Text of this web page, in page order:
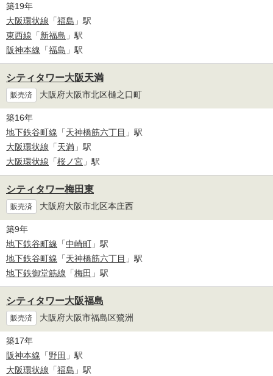
築19年
大阪環状線 「福島 」駅
東西線 「新福島 」駅
阪神本線 「福島 」駅
シティタワー大阪天満
販売済 大阪府大阪市北区樋之口町
築16年
地下鉄谷町線 「天神橋筋六丁目 」駅
大阪環状線 「天満 」駅
大阪環状線 「桜ノ宮 」駅
シティタワー梅田東
販売済 大阪府大阪市北区本庄西
築9年
地下鉄谷町線 「中崎町 」駅
地下鉄谷町線 「天神橋筋六丁目 」駅
地下鉄御堂筋線 「梅田 」駅
シティタワー大阪福島
販売済 大阪府大阪市福島区鷺洲
築17年
阪神本線 「野田 」駅
大阪環状線 「福島 」駅